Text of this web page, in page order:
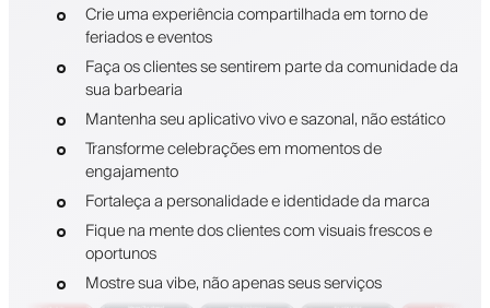
Crie uma experiência compartilhada em torno de
feriados e eventos
Faça os clientes se sentirem parte da comunidade da
sua barbearia
Mantenha seu aplicativo vivo e sazonal, não estático
Transforme celebrações em momentos de
engajamento
Fortaleça a personalidade e identidade da marca
Fique na mente dos clientes com visuais frescos e
oportunos
Mostre sua vibe, não apenas seus serviços